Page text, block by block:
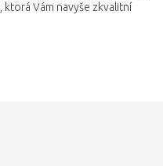
ktorá Vám navyše zkvalitní